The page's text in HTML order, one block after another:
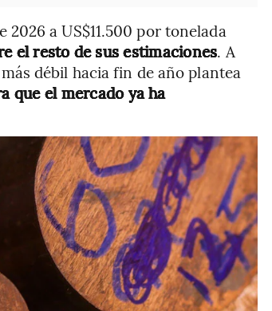
a US$11.500 por tonelada
el resto de sus estimaciones. A
débil hacia fin de año plantea
que el mercado ya ha